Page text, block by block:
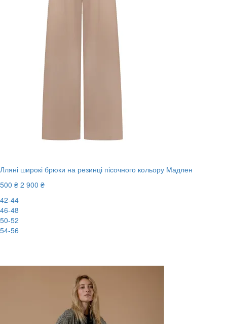
Лляні широкі брюки на резинці пісочного кольору Мадлен
500 ₴ 2 900 ₴
42-44
46-48
50-52
54-56